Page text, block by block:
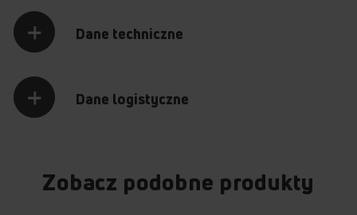
KLASA ENERGETYCZNA E
Z suszarką w klasie E zyskujesz przyjazny portfelowi sprzęt,
Dane techniczne
Dane logistyczne
Zobacz podobne produkty